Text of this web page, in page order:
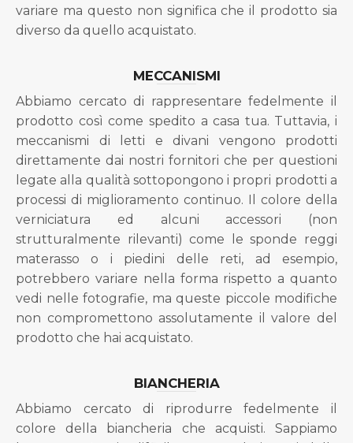
variare ma questo non significa che il prodotto sia
diverso da quello acquistato.
MECCANISMI
Abbiamo cercato di rappresentare fedelmente il
prodotto così come spedito a casa tua. Tuttavia, i
meccanismi di letti e divani vengono prodotti
direttamente dai nostri fornitori che per questioni
legate alla qualità sottopongono i propri prodotti a
processi di miglioramento continuo. Il colore della
verniciatura ed alcuni accessori (non
strutturalmente rilevanti) come le sponde reggi
materasso o i piedini delle reti, ad esempio,
potrebbero variare nella forma rispetto a quanto
vedi nelle fotografie, ma queste piccole modifiche
non compromettono assolutamente il valore del
prodotto che hai acquistato.
BIANCHERIA
Abbiamo cercato di riprodurre fedelmente il
colore della biancheria che acquisti. Sappiamo